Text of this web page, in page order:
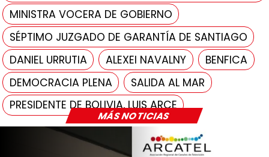
MÁS NOTICIAS
MINISTRA VOCERA DE GOBIERNO
SÉPTIMO JUZGADO DE GARANTÍA DE SANTIAGO
DANIEL URRUTIA
ALEXEI NAVALNY
BENFICA
DEMOCRACIA PLENA
SALIDA AL MAR
PRESIDENTE DE BOLIVIA, LUIS ARCE